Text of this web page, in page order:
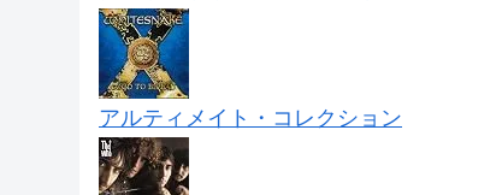
アルティメイト・コレクション